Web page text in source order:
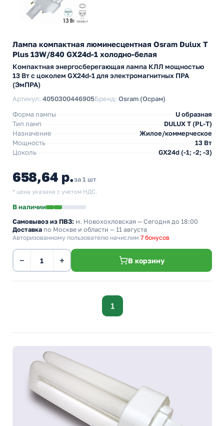
Лампа компактная люминесцентная Osram Dulux T
Plus 13W/840 GX24d-1 холодно-белая
Компактная энергосберегающая лампа КЛЛ мощностью
13 Вт с цоколем GX24d-1 для электромагнитных ПРА
(ЭмПРА)
Артикул: 4050300446905Бренд: Osram (Осрам)
Форма лампы
U образная
Тип ламп
DULUX T (PL-T)
Назначение
Жилое/коммерческое
Мощность
13 Вт
Цоколь
GX24d (-1; -2; -3)
658,64 р.за 1 шт
* цена указана с учетом НДС.
В наличии
Самовывоз из ПВЗ: м. Новохохловская — Сегодня до 18:00
Доставка по Москве и области — 11 августа
Авторизованному пользователю начислим 7 бонусов
− + В корзину
1